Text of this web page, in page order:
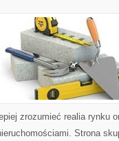
zrozumieć realia rynku
Strona